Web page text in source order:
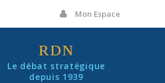
Mon Espace
RDN
Le débat stratégique
depuis 1939